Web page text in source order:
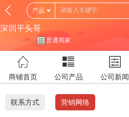
产品
深圳平头哥
普通商家
商铺首页 公司产品 公司新闻
联系方式 营销网络